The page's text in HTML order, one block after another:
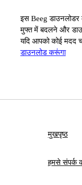
इस Beeg डाउनलोडर
मुफ्त में बदलने और
यदि आपको कोई मदद
डाउनलोड करूंगा
मुखपृष्ठ
हमसे संपर्क